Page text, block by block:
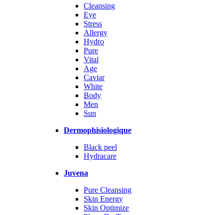
Cleansing
Eye
Stress
Allergy
Hydro
Pure
Vital
Age
Caviar
White
Body
Men
Sun
Dermophisiologique
Black peel
Hydracare
Juvena
Pure Cleansing
Skin Energy
Skin Optimize